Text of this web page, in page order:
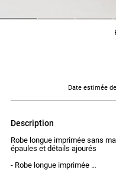
Date estimée
description
Robe longue imprimée sans
épaules et détails ajourés
- Robe longue imprimée